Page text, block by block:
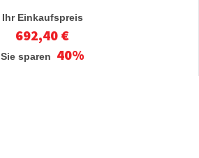
Ihr Einkaufspreis
692,40 €
Sie sparen 40%